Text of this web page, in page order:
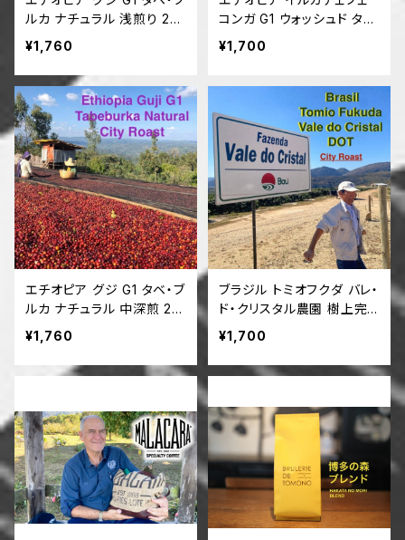
ルカ ナチュラル 浅煎り 20
0g
¥1,760
コンガ G1 ウォッシュド タケ
レ・マンモ農園 200g
¥1,700
エチオピア グジ G1 タベ・ブ
ルカ ナチュラル 中深煎 20
0g
¥1,760
ブラジル トミオフクダ バレ・
ド・クリスタル農園 樹上完
熟 200g
¥1,700